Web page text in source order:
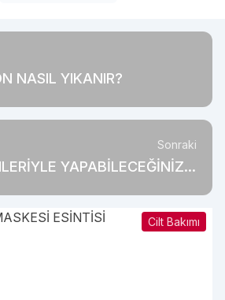
NASIL YIKANIR?
Sonraki
YAPABİLECEĞİNİZ 5
Cilt Bakımı